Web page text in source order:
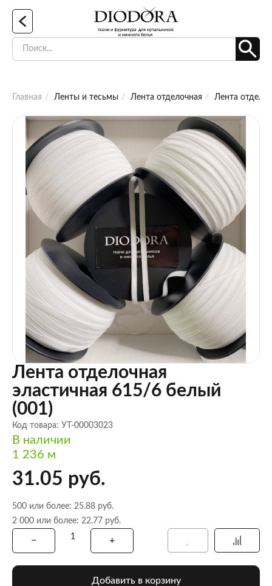
Главная Ленты и тесьмы Лента отделочная Лента
Лента отделочная
эластичная 615/6 белый
(001)
Код товара: УТ-00003023
В наличии
1 236 м
31.05 руб.
500 или более: 25.88 руб.
2 000 или более: 22.77 руб.
Добавить в корзину